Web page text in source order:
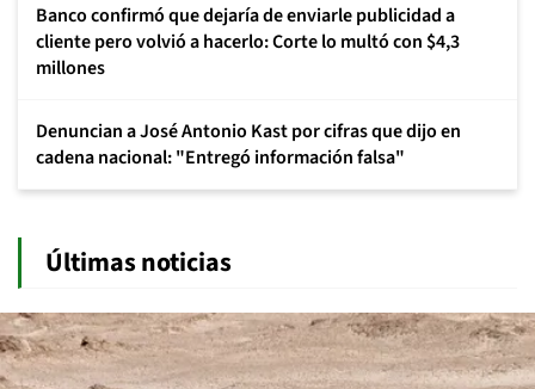
Banco confirmó que dejaría de enviarle publicidad a
cliente pero volvió a hacerlo: Corte lo multó con $4,3
millones
Denuncian a José Antonio Kast por cifras que dijo en
cadena nacional: "Entregó información falsa"
Últimas noticias